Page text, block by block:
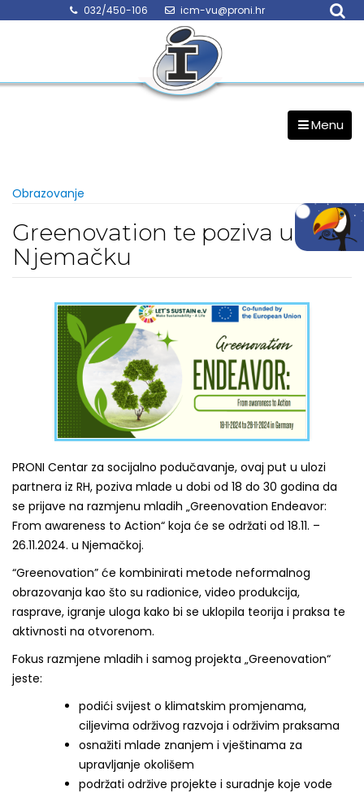
032/450-106 icm-vu@proni.hr
Menu
Obrazovanje
Greenovation te poziva u
Njemačku
PRONI Centar za socijalno podučavanje, ovaj put u ulozi
partnera iz RH, poziva mlade u dobi od 18 do 30 godina da
se prijave na razmjenu mladih „Greenovation Endeavor:
From awareness to Action“ koja će se održati od 18.11. –
26.11.2024. u Njemačkoj.
“Greenovation” će kombinirati metode neformalnog
obrazovanja kao što su radionice, video produkcija,
rasprave, igranje uloga kako bi se uklopila teorija i praksa te
aktivnosti na otvorenom.
Fokus razmjene mladih i samog projekta „Greenovation“
jeste:
podići svijest o klimatskim promjenama,
ciljevima održivog razvoja i održivim praksama
osnažiti mlade znanjem i vještinama za
upravljanje okolišem
podržati održive projekte i suradnje koje vode